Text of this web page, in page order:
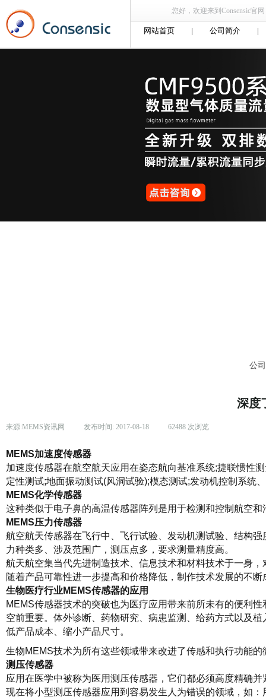
您好，欢迎来到Consensic官
网站首页 | 公司简介 |
公
深度
来源:MEMS资讯网 发布时间: 2017-08-18 62488 次浏览
MEMS加速度传感器
加速度传感器在航空航天应用在姿态航向基准系统;捷联惯性
定性测试;地面振动测试(风洞试验);模态测试;发动机控制系统
MEMS化学传感器
这种类似于电子鼻的高温传感器阵列是用于检测和控制航空
MEMS压力传感器
航空航天传感器在飞行中、飞行试验、发动机测试验、结构
力种类多、涉及范围广，测压点多，要求测量精度高。
航天航空集当代先进制造技术、信息技术和材料技术于一身
随着产品可靠性进一步提高和价格降低，制作技术发展的不
生物医疗行业MEMS传感器的应用
MEMS传感器技术的突破也为医疗应用带来前所未有的便利
空前重要。体外诊断、药物研究、病患监测、给药方式以及
低产品成本、缩小产品尺寸。
生物MEMS技术为所有这些领域带来改进了传感和执行功能
测压传感器
应用在医学中被称为医用测压传感器，它们都必须高度精确
现在将小型测压传感器应用到容易发生人为错误的领域，如